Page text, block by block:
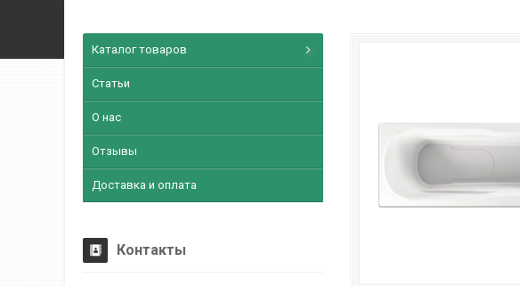
Каталог товаров
Статьи
О нас
Отзывы
Доставка и оплата
Контакты